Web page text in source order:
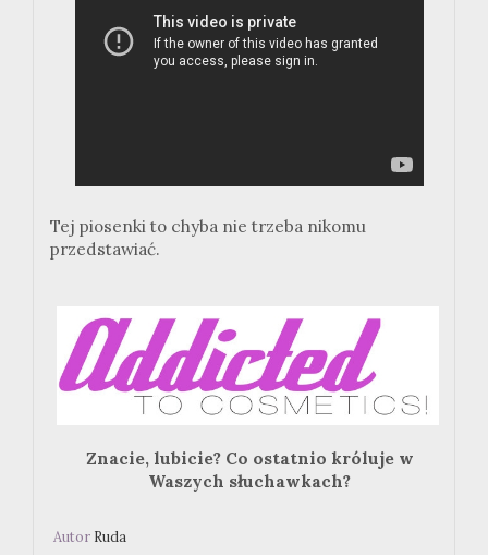
Tej piosenki to chyba nie trzeba nikomu
przedstawiać.
Znacie, lubicie? Co ostatnio króluje w
Waszych słuchawkach?
Autor Ruda